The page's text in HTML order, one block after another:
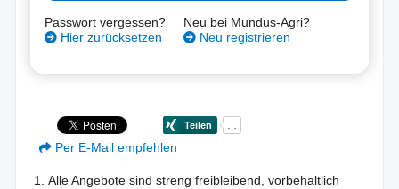
Passwort vergessen?
Hier zurücksetzen
Neu bei Mundus-Agri?
Neu registrieren
Per E-Mail empfehlen
Alle Angebote sind streng freibleibend, vorbehaltlich